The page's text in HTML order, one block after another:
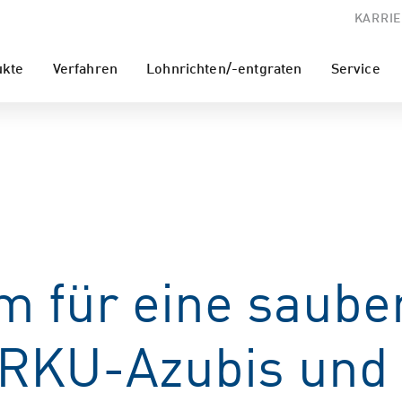
Verfahren Lohnrichten/-entgraten Service
für eine
Azubis und